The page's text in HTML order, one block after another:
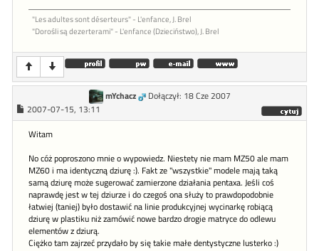
"Les adultes sont déserteurs" - L'enfance, J. Brel
"Dorośli są dezerterami" - L'enfance (Dzieciństwo), J. Brel
mYchacz
Dołączył: 18 Cze 2007
2007-07-15, 13:11
Witam
No cóż poproszono mnie o wypowiedz. Niestety nie mam MZ50 ale mam
MZ60 i ma identyczną dziurę :). Fakt ze "wszystkie" modele mają taką
samą dziurę może sugerować zamierzone działania pentaxa. Jeśli coś
naprawdę jest w tej dziurze i do czegoś ona służy to prawdopodobnie
łatwiej (taniej) było dostawić na linie produkcyjnej wycinarkę robiącą
dziurę w plastiku niż zamówić nowe bardzo drogie matryce do odlewu
elementów z dziurą.
Ciężko tam zajrzeć przydało by się takie małe dentystyczne lusterko :)